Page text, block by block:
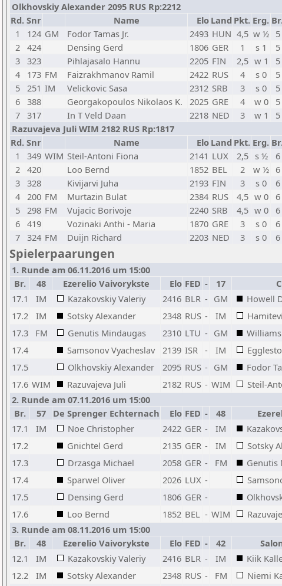
Olkhovskiy Alexander 2095 RUS Rp:2212
Rd. Snr Name Elo Land Pkt. Erg.
1
124 GM Fodor Tamas Jr. 2493 HUN 4,5 w ½ 5
2 424 Densing Gerd 1806 GER 1 s 1
5
3 323 Pihlajasalo Hannu 2205 FIN 2,5 w 1
5
4
173 FM Faizrakhmanov Ramil 2422 RUS 4 s 0
5
5 251 IM Velickovic Sasa 2312 SRB 3 s 0
5
6 388 Georgakopoulos Nikolaos K. 2025 GRE 4 w 0
5
7 317 In T Veld Daan 2218 NED 3 w 1
5
Razuvajeva Juli WIM 2182 RUS Rp:1817
Rd. Snr Name Elo Land Pkt. Erg.
1
349 WIM Steil-Antoni Fiona 2141 LUX 2,5 s ½
6
2 420 Loo Bernd 1852 BEL 2 w ½ 6
3 328 Kivijarvi Juha 2193 FIN 3 s 0
6
4 200 FM Murtazin Bulat 2384 RUS 4,5 w 0
6
5 298 FM Vujacic Borivoje 2240 SRB 4,5 w 0
6
6 419 Vozinaki Anthi - Maria 1870 GRE 3 s 0
6
7 324 FM Duijn Richard 2203 NED 3 s 0 6
Spielerpaarungen
1. Runde am 06.11.2016 um 15:00
Br.
48 Ezerelio Vaivorykste Elo FED - 17
17.1
IM Kazakovskiy Valeriy 2416 BLR - GM Howell
17.2
IM Sotsky Alexander 2348 RUS - IM
17.3
FM Genutis Mindaugas 2310 LTU - GM
17.4
Samsonov Vyacheslav 2139 ISR - IM
17.5
Olkhovskiy Alexander 2095 RUS - GM Fodor
17.6 WIM Razuvajeva Juli 2182 RUS - WIM Steil-
2. Runde am 07.11.2016 um 15:00
Br.
57 De Sprenger Echternach Elo FED - 48
17.1
IM Noe Christopher 2422 GER - IM
17.2
Gnichtel Gerd 2135 GER - IM Sotsky
17.3
Drzasga Michael 2058 GER - FM Genutis
17.4
Sparwel Oliver 2026 LUX -
17.5
Densing Gerd 1806 GER -
17.6
Loo Bernd 1852 BEL - WIM
3. Runde am 08.11.2016 um 15:00
Br.
48 Ezerelio Vaivorykste Elo FED - 42
12.1
IM Kazakovskiy Valeriy 2416 BLR - IM Kiik
12.2
IM Sotsky Alexander 2348 RUS - FM Niemi